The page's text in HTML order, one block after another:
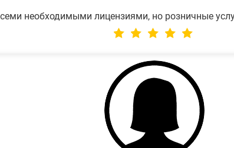
необходимыми лицензиями, но розничные